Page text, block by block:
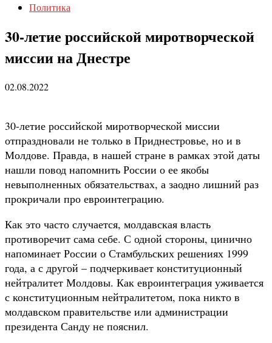
Политика
30-летие российской миротворческой
миссии на Днестре
02.08.2022
30-летие российской миротворческой миссии
отпраздновали не только в Приднестровье, но и в
Молдове. Правда, в нашей стране в рамках этой даты
нашли повод напомнить России о ее якобы
невыполненных обязательствах, а заодно лишний раз
прокричали про евроинтеграцию.
Как это часто случается, молдавская власть
противоречит сама себе. С одной стороны, цинично
напоминает России о Стамбульских решениях 1999
года, а с другой – подчеркивает конституционный
нейтралитет Молдовы. Как евроинтеграция уживается
с конституционным нейтралитетом, пока никто в
молдавском правительстве или администрации
президента Санду не пояснил.